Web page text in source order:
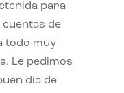
para
de
todo muy
Le pedimos
día de